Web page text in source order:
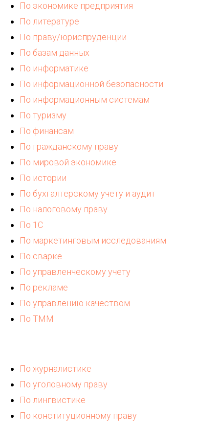
По экономике предприятия
По литературе
По праву/юриспруденции
По базам данных
По информатике
По информационной безопасности
По информационным системам
По туризму
По финансам
По гражданскому праву
По мировой экономике
По истории
По бухгалтерскому учету и аудит
По налоговому праву
По 1С
По маркетинговым исследованиям
По сварке
По управленческому учету
По рекламе
По управлению качеством
По ТММ
По журналистике
По уголовному праву
По лингвистике
По конституционному праву